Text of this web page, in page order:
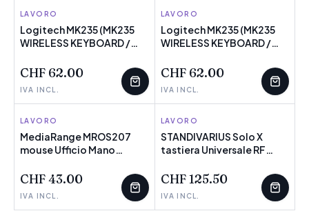
LOGITECH
NOVITÀ POCHI PEZZI
LAVORO
Logitech MK235 (MK235
WIRELESS KEYBOARD /
2.4GHZ-MEDITER) -
CHF 62.00
IVA INCL.
LOGITECH
NOVITÀ POCHI PEZZI
LAVORO
Logitech MK235 (MK235
WIRELESS KEYBOARD /
2.4GHZ-INTNL) - Versione
CHF 62.00
IVA INCL.
MEDIARANGE
NOVITÀ POCHI PEZZI
LAVORO
MediaRange MROS207
mouse Ufficio Mano
1600 DPI (Maus Highline
schnurlo - Warranty: 12M)
CHF 43.00
IVA INCL.
STANDIVARIUS
NOVITÀ
LAVORO
STANDIVARIUS Solo X
tastiera Universale RF
QWERTY Inglese UK
Alluminio, Nero (2.4 GHz
Wireless Rechargeable
CHF 125.50
IVA INCL.